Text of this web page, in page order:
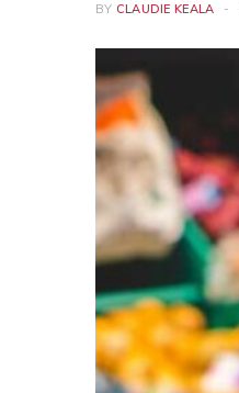
BY CLAUDIE KEALA